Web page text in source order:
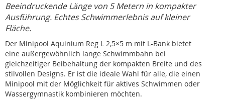
Beeindruckende Länge von 5 Metern in kompakter
Ausführung. Echtes Schwimmerlebnis auf kleiner
Fläche.
Der Minipool Aquinium Reg L 2,5×5 m mit L-Bank bietet
eine außergewöhnlich lange Schwimmbahn bei
gleichzeitiger Beibehaltung der kompakten Breite und des
stilvollen Designs. Er ist die ideale Wahl für alle, die einen
Minipool mit der Möglichkeit für aktives Schwimmen oder
Wassergymnastik kombinieren möchten.